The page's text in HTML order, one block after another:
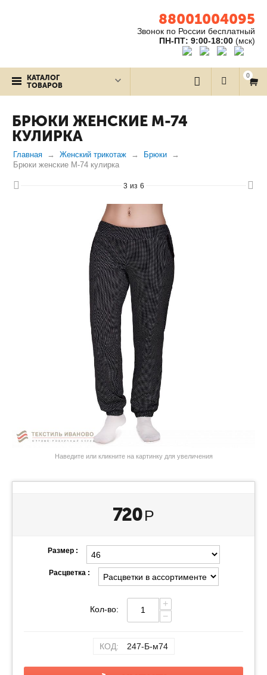
88001004095
Звонок по России бесплатный
ПН-ПТ: 9:00-18:00 (мск)
КАТАЛОГ
ТОВАРОВ
0
БРЮКИ ЖЕНСКИЕ М-74
КУЛИРКА
Главная Женский трикотаж
Брюки
Брюки женские М-74 кулирка
3 из 6
Наведите или кликните на картинку для увеличения
720 Р
Размер :
Расцветка :
Кол-во:
+
−
КОД: 247-Б-м74